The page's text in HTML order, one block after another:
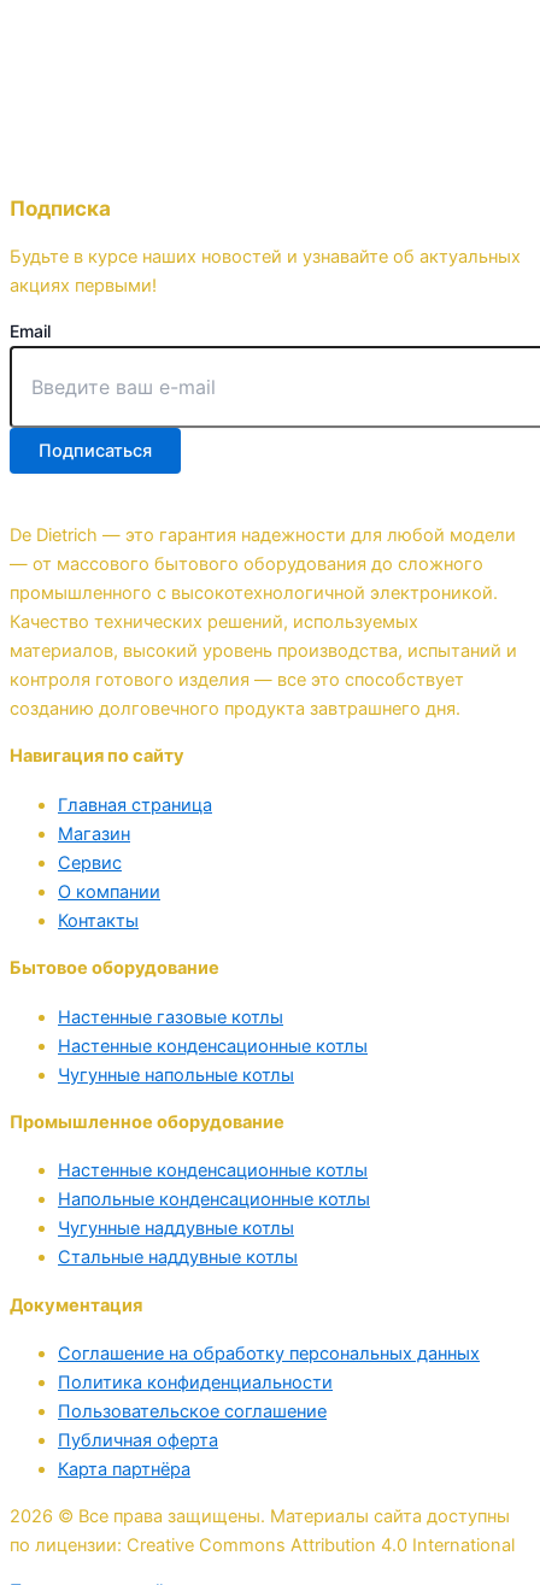
Подписка
Будьте в курсе наших новостей и узнавайте об актуальных
акциях первыми!
Email
Подписаться
De Dietrich — это гарантия надежности для любой модели
— от массового бытового оборудования до сложного
промышленного с высокотехнологичной электроникой.
Качество технических решений, используемых
материалов, высокий уровень производства, испытаний и
контроля готового изделия — все это способствует
созданию долговечного продукта завтрашнего дня.
Навигация по сайту
Главная страница
Магазин
Сервис
О компании
Контакты
Бытовое оборудование
Настенные газовые котлы
Настенные конденсационные котлы
Чугунные напольные котлы
Промышленное оборудование
Настенные конденсационные котлы
Напольные конденсационные котлы
Чугунные наддувные котлы
Стальные наддувные котлы
Документация
Соглашение на обработку персональных данных
Политика конфиденциальности
Пользовательское соглашение
Публичная оферта
Карта партнёра
2026 © Все права защищены. Материалы сайта доступны
по лицензии: Creative Commons Attribution 4.0 International